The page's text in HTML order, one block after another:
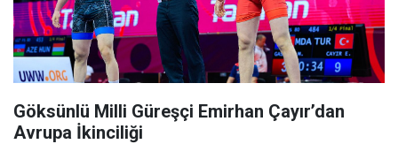
Göksünlü Milli Güreşçi Emirhan Çayır’dan
Avrupa İkinciliği